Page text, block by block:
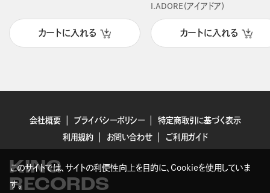
カートに入れる
I.ADORE（アイアドア）
カートに入れる
会社概要 プライバシーポリシー
特定商取引に基づく表示
利用規約
お問い合わせ ご利用ガイド
KING
RECORDS
このサイトでは、サイトの利便性向上を目的に、Cookieを使用していま
す。